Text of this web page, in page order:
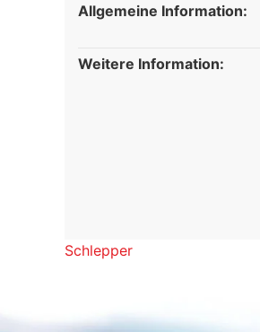
Allgemeine Information:
Weitere Information:
Schlepper